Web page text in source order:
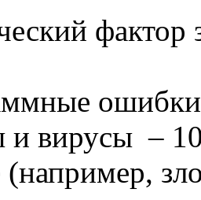
и вирусы –
(например,